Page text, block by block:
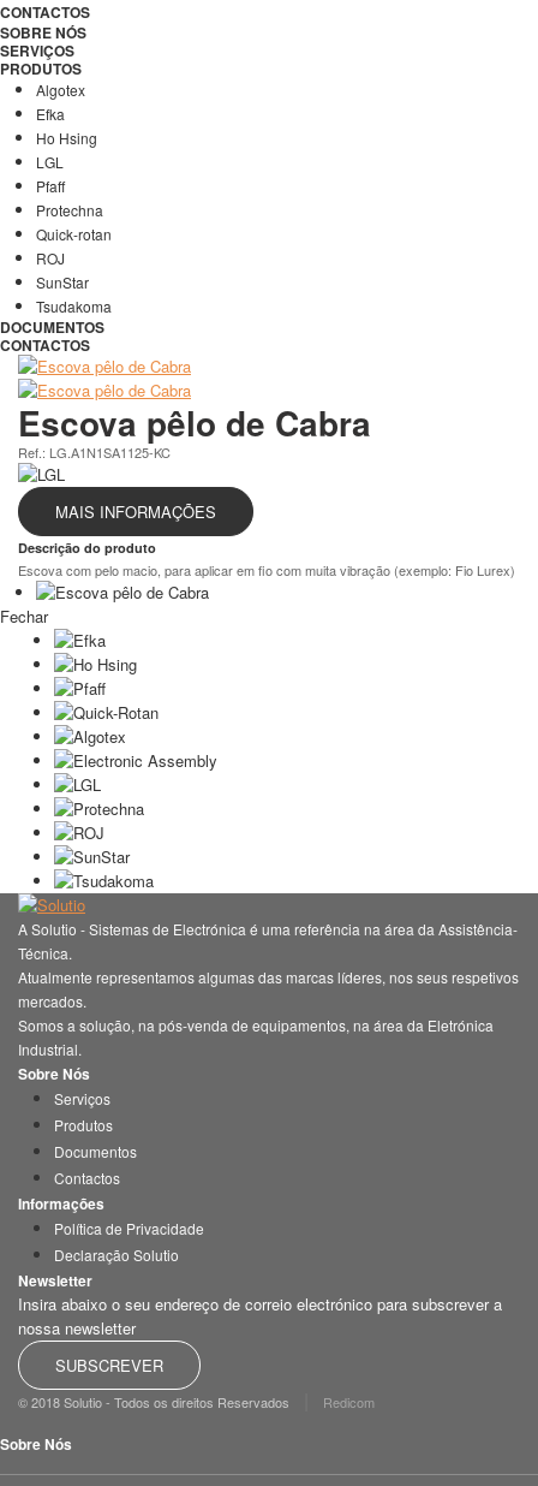
CONTACTOS
SOBRE NÓS
SERVIÇOS
PRODUTOS
Algotex
Efka
Ho Hsing
LGL
Pfaff
Protechna
Quick-rotan
ROJ
SunStar
Tsudakoma
DOCUMENTOS
CONTACTOS
Escova pêlo de Cabra
Ref.: LG.A1N1SA1125-KC
MAIS INFORMAÇÕES
Descrição do produto
Escova com pelo macio, para aplicar em fio com muita vibração (exemplo: Fio Lurex)
Fechar
A Solutio - Sistemas de Electrónica é uma referência na área da Assistência-
Técnica.
Atualmente representamos algumas das marcas líderes, nos seus respetivos
mercados.
Somos a solução, na pós-venda de equipamentos, na área da Eletrónica
Industrial.
Sobre Nós
Serviços
Produtos
Documentos
Contactos
Informações
Política de Privacidade
Declaração Solutio
Newsletter
Insira abaixo o seu endereço de correio electrónico para subscrever a
nossa newsletter
SUBSCREVER
© 2018 Solutio - Todos os direitos Reservados Redicom
Sobre Nós